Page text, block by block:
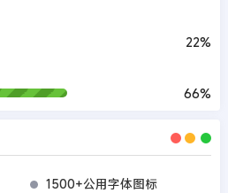
22%
66%
1500+公用字体图标